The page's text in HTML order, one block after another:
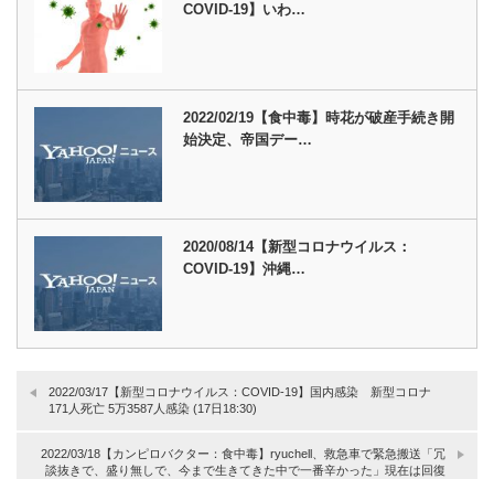
COVID-19】いわ…
2022/02/19【食中毒】時花が破産手続き開
始決定、帝国デー…
2020/08/14【新型コロナウイルス：
COVID-19】沖縄…
2022/03/17【新型コロナウイルス：COVID-19】国内感染 新型コロナ
171人死亡 5万3587人感染 (17日18:30)
2022/03/18【カンピロバクター：食中毒】ryuchell、救急車で緊急搬送「冗
談抜きで、盛り無しで、今まで生きてきた中で一番辛かった」現在は回復